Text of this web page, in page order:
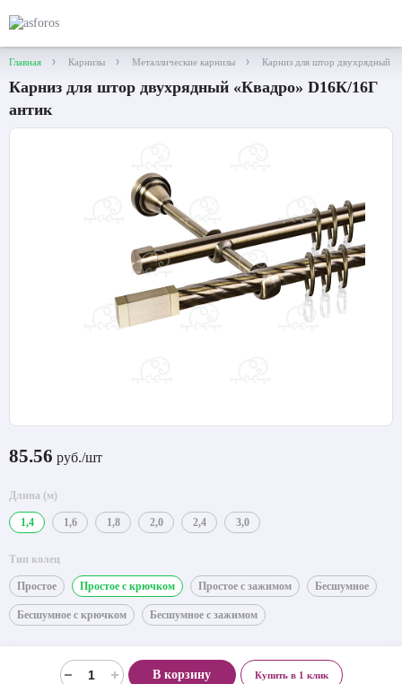
Главная Карнизы Металлические карнизы Карниз для штор двухрядный
Карниз для штор двухрядный «Квадро» D16К/16Г
антик
85.56 руб./шт
Длина (м)
1,4 1,6 1,8 2,0 2,4 3,0
Тип колец
Простое Простое с крючком Простое с зажимом Бесшумное
Бесшумное с крючком Бесшумное с зажимом
В корзину Купить в 1 клик